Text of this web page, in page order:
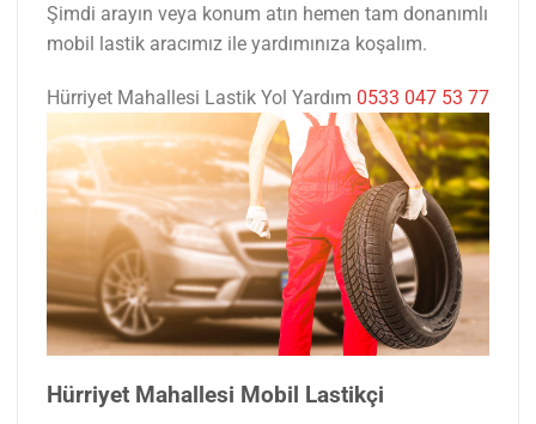
Şimdi arayın veya konum atın hemen tam donanımlı
mobil lastik aracımız ile yardımınıza koşalım.
Hürriyet Mahallesi Lastik Yol Yardım 0533 047 53 77
Hürriyet Mahallesi Mobil Lastikçi